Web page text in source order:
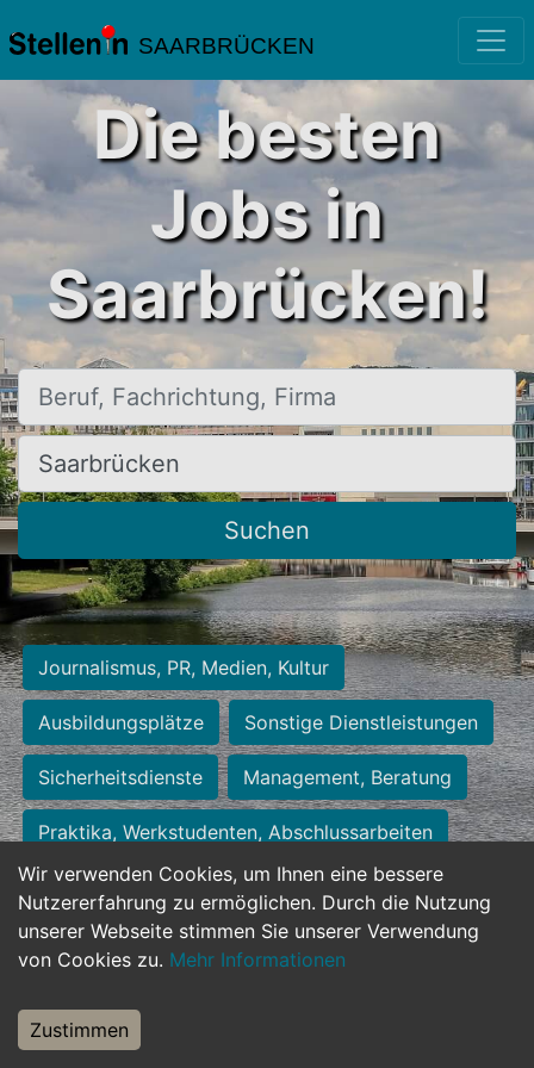
SAARBRÜCKEN
Wir verwenden Cookies, um Ihnen eine bessere
Nutzererfahrung zu ermöglichen. Durch die Nutzung
unserer Webseite stimmen Sie unserer Verwendung
von Cookies zu. Mehr Informationen
Zustimmen
Die besten
Jobs in
Saarbrücken!
Beruf, Fachrichtung, Firma
Ort, Stadt
Suchen
Journalismus, PR, Medien, Kultur
Ausbildungsplätze Sonstige Dienstleistungen
Sicherheitsdienste Management, Beratung
Praktika, Werkstudenten, Abschlussarbeiten
Personalwesen Assistenz, Sekretariat
Hilfskräfte, Aushilfs- und Nebenjobs
Weiterbildung, Studium, duale Ausbildung